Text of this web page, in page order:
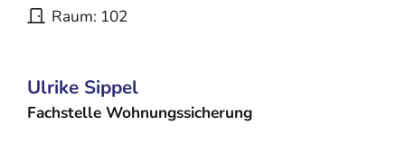
Raum 102
Ulrike Sippel
Fachstelle Wohnungssicherung